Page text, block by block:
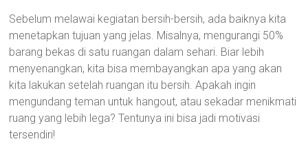
Sebelum melawai kegiatan bersih-bersih, ada baiknya kita
menetapkan tujuan yang jelas. Misalnya, mengurangi 50%
barang bekas di satu ruangan dalam sehari. Biar lebih
menyenangkan, kita bisa membayangkan apa yang akan
kita lakukan setelah ruangan itu bersih. Apakah ingin
mengundang teman untuk hangout, atau sekadar menikmati
ruang yang lebih lega? Tentunya ini bisa jadi motivasi
tersendiri!